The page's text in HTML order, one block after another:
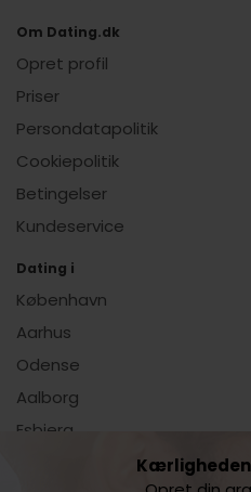
Om Dating.dk
Opret profil
Priser
Persondatapolitik
Cookiepolitik
Betingelser
Kundeservice
Dating i
København
Aarhus
Odense
Aalborg
Esbjerg